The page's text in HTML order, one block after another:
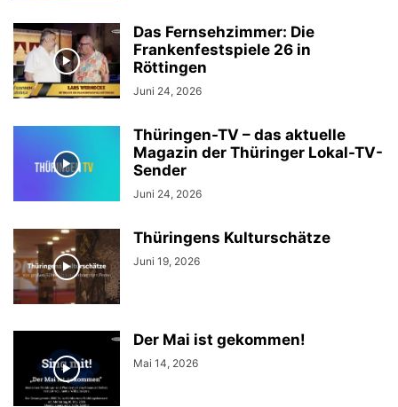
Das Fernsehzimmer: Die
Frankenfestspiele 26 in
Röttingen
Juni 24, 2026
Thüringen-TV – das aktuelle
Magazin der Thüringer Lokal-TV-
Sender
Juni 24, 2026
Thüringens Kulturschätze
Juni 19, 2026
Der Mai ist gekommen!
Mai 14, 2026